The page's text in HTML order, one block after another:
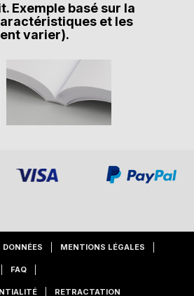
Exemple basé sur la
et les
varier).
MENTIONS LÉGALES
FAQ
RETRACTATION